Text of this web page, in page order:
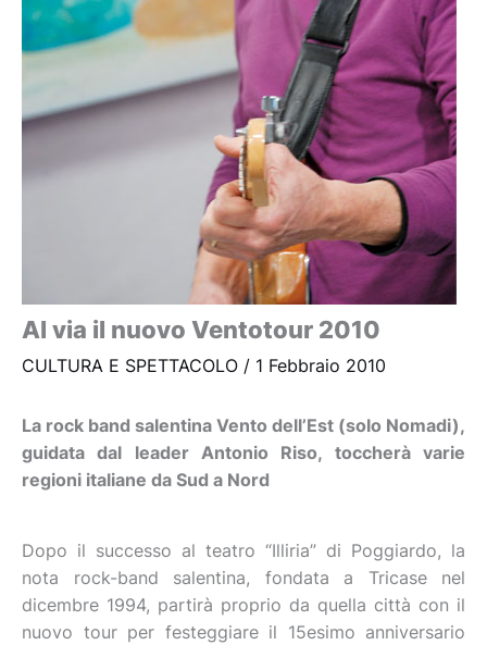
Al via il nuovo Ventotour 2010
CULTURA E SPETTACOLO / 1 Febbraio 2010
La rock band salentina Vento dell’Est (solo Nomadi),
guidata dal leader Antonio Riso, toccherà varie
regioni italiane da Sud a Nord
Dopo il successo al teatro “Illiria” di Poggiardo, la
nota rock-band salentina, fondata a Tricase nel
dicembre 1994, partirà proprio da quella città con il
nuovo tour per festeggiare il 15esimo anniversario